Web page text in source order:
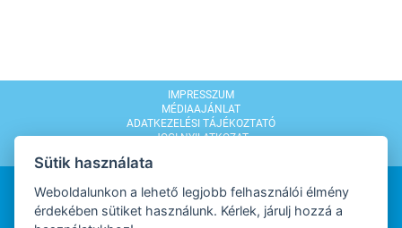
IMPRESSZUM
MÉDIAAJÁNLAT
ADATKEZELÉSI TÁJÉKOZTATÓ
JOGI NYILATKOZAT
Sütik használata
Weboldalunkon a lehető legjobb felhasználói élmény
érdekében sütiket használunk. Kérlek, járulj hozzá a